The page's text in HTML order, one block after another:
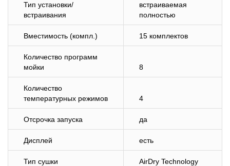
Тип установки/
встраивания
встраиваемая
полностью
Вместимость (компл.) 15 комплектов
Количество программ
мойки
8
Количество
температурных режимов
4
Отсрочка запуска да
Дисплей есть
Тип сушки AirDry Technology